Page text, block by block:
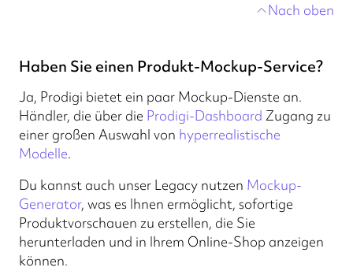
Nach oben
Haben Sie einen Produkt-Mockup-Service?
Ja, Prodigi bietet ein paar Mockup-Dienste an.
Händler, die über die Prodigi-Dashboard Zugang zu
einer großen Auswahl von hyperrealistische
Modelle.
Du kannst auch unser Legacy nutzen Mockup-
Generator, was es Ihnen ermöglicht, sofortige
Produktvorschauen zu erstellen, die Sie
herunterladen und in Ihrem Online-Shop anzeigen
können.